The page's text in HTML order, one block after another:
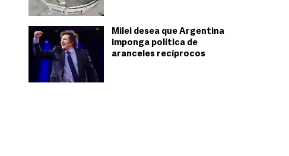
Milei desea que Argentina
imponga política de
aranceles recíprocos